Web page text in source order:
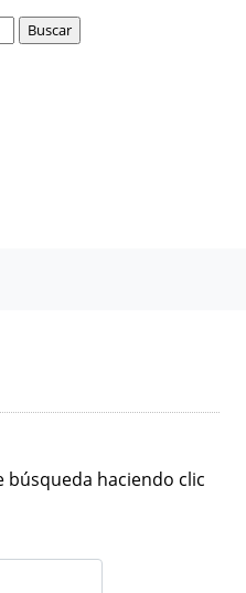
búsqueda haciendo clic